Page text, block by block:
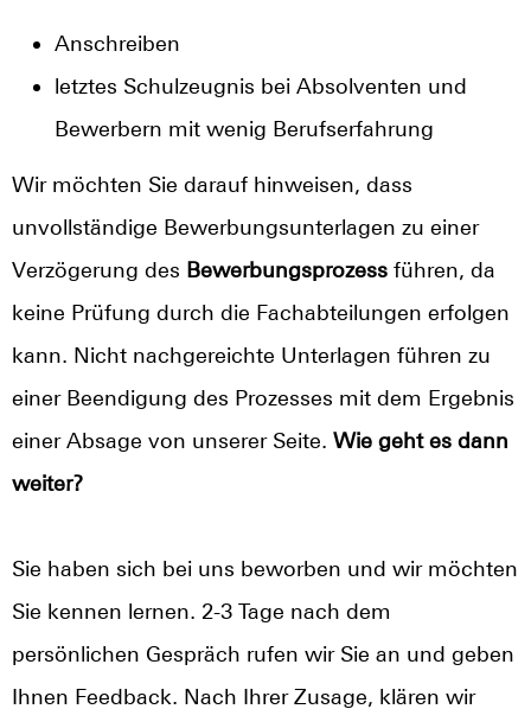
Anschreiben
letztes Schulzeugnis bei Absolventen und
Bewerbern mit wenig Berufserfahrung
Wir möchten Sie darauf hinweisen, dass
unvollständige Bewerbungsunterlagen zu einer
Verzögerung des Bewerbungsprozess führen, da
keine Prüfung durch die Fachabteilungen erfolgen
kann. Nicht nachgereichte Unterlagen führen zu
einer Beendigung des Prozesses mit dem Ergebnis
einer Absage von unserer Seite. Wie geht es dann
weiter?
Sie haben sich bei uns beworben und wir möchten
Sie kennen lernen. 2-3 Tage nach dem
persönlichen Gespräch rufen wir Sie an und geben
Ihnen Feedback. Nach Ihrer Zusage, klären wir